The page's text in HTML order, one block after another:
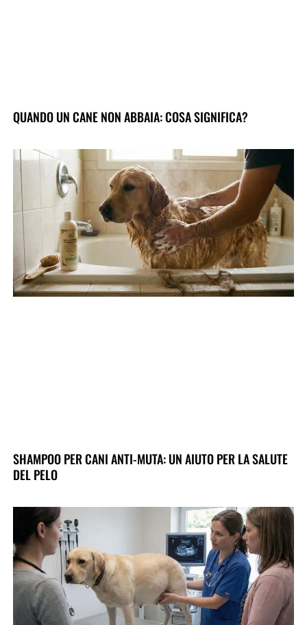
QUANDO UN CANE NON ABBAIA: COSA SIGNIFICA?
SHAMPOO PER CANI ANTI-MUTA: UN AIUTO PER LA SALUTE
DEL PELO